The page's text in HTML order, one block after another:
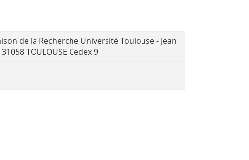
de la Recherche Université Toulouse - Jean
TOULOUSE Cedex 9